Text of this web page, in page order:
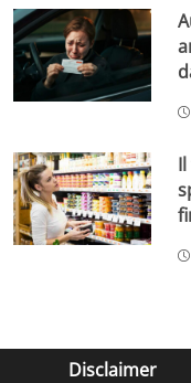
Disclaimer